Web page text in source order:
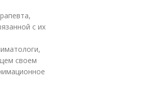
с их
своем